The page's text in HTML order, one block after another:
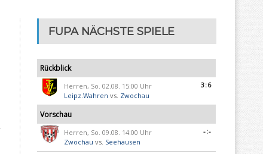
FUPA NÄCHSTE SPIELE
Rückblick
Herren, So. 02.08. 15:00 Uhr
Leipz.Wahren vs. Zwochau
3:6
Vorschau
Herren, So. 09.08. 14:00 Uhr
Zwochau vs. Seehausen
-:-